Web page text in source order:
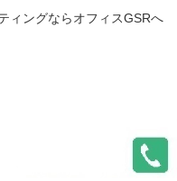
ィングならオフィスGSRへ